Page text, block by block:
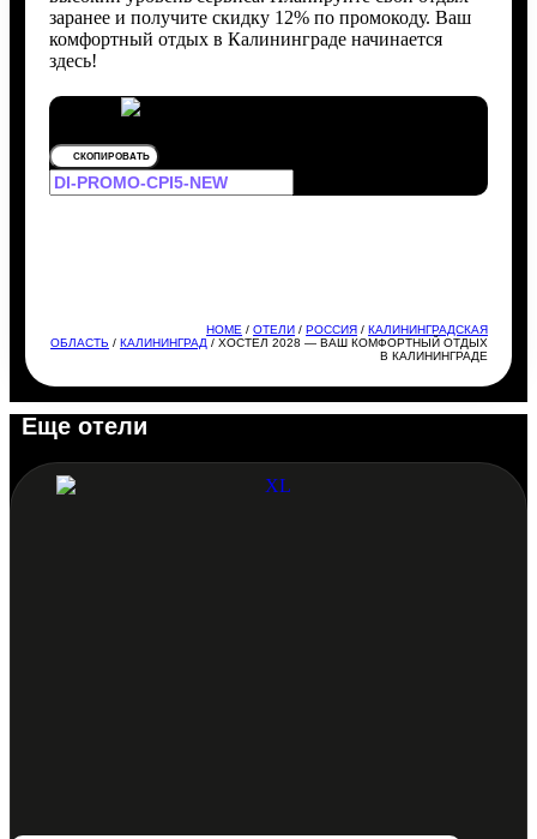
заранее и получите скидку 12% по промокоду. Ваш
комфортный отдых в Калининграде начинается
здесь!
СКОПИРОВАТЬ
HOME /ОТЕЛИ /РОССИЯ /КАЛИНИНГРАДСКАЯ
ОБЛАСТЬ /КАЛИНИНГРАД / ХОСТЕЛ 2028 — ВАШ КОМФОРТНЫЙ ОТДЫХ
В КАЛИНИНГРАДЕ
Еще отели